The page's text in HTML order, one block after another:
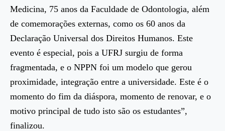
Medicina, 75 anos da Faculdade de Odontologia, além
de comemorações externas, como os 60 anos da
Declaração Universal dos Direitos Humanos. Este
evento é especial, pois a UFRJ surgiu de forma
fragmentada, e o NPPN foi um modelo que gerou
proximidade, integração entre a universidade. Este é o
momento do fim da diáspora, momento de renovar, e o
motivo principal de tudo isto são os estudantes”,
finalizou.